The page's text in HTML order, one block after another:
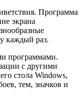
Программа
экрана
каждый раз.
программами.
с другими
стола Windows,
тем, значков и